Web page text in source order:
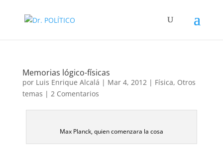
Memorias lógico-físicas
por Luis Enrique Alcalá | Mar 4, 2012| Física, Otros
temas | 2 Comentarios
Max Planck, quien comenzara la cosa